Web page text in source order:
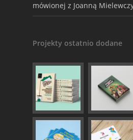
mówionej z Joanną
Projekty ostatnio dodane